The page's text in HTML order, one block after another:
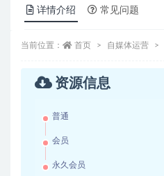
详情介绍 常见问题
当前位置： 首页 自媒体运营
资源信息
普通
会员
永久会员